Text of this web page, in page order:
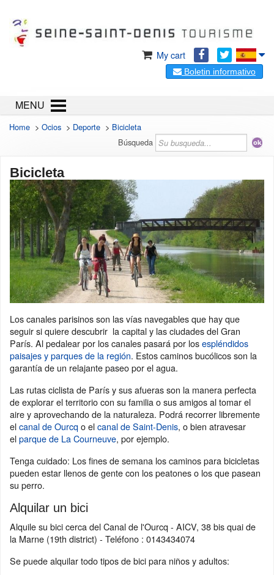
My cart
Boletin informativo
MENU
Home > Ocios > Deporte > Bicicleta
Búsqueda
Bicicleta
Los canales parisinos son las vías navegables que hay que
seguir si quiere descubrir la capital y las ciudades del Gran
París. Al pedalear por los canales pasará por losespléndidos
paisajes y parques de la región. Estos caminos bucólicos son la
garantía de un relajante paseo por el agua.
Las rutas ciclista de París y sus afueras son la manera perfecta
de explorar el territorio con su familia o sus amigos al tomar el
aire y aprovechando de la naturaleza. Podrá recorrer libremente
elcanal de Ourcqo elcanal de Saint-Denis, o bien atravesar
elparque de La Courneuve, por ejemplo.
Tenga cuidado: Los fines de semana los caminos para bicicletas
pueden estar llenos de gente con los peatones o los que pasean
su perro.
Alquilar un bici
Alquile su bici cerca del Canal de l'Ourcq - AICV, 38 bis quai de
la Marne (19th district) - Teléfono : 0143434074
Se puede alquilar todo tipos de bici para niños y adultos: